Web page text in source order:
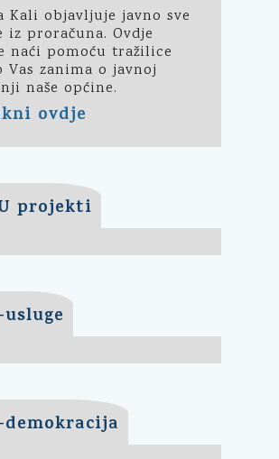
Kali objavljuje javno sve
iz proračuna. Ovdje
naći pomoću tražilice
Vas zanima o javnoj
naše općine.
ovdje
projekti
usluge
demokracija